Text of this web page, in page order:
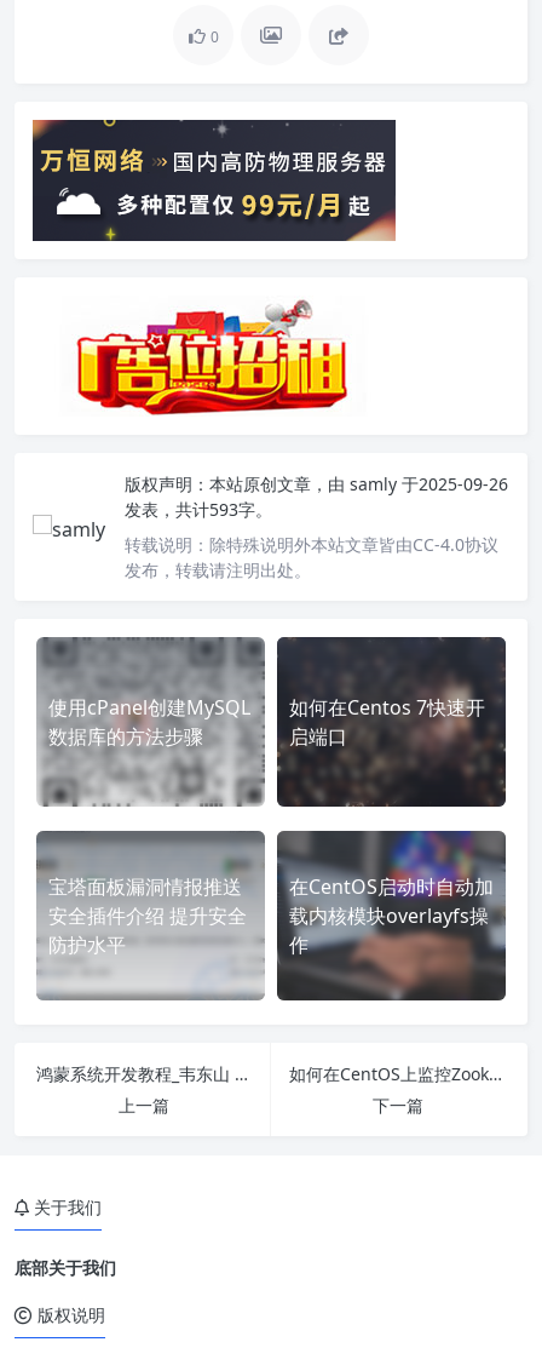
0
版权声明： 本站原创文章，由 samly 于2025-09-26
发表，共计593字。
转载说明： 除特殊说明外本站文章皆由CC-4.0协议
发布，转载请注明出处。
使用cPanel创建MySQL
数据库的方法步骤
如何在Centos 7快速开
启端口
宝塔面板漏洞情报推送
安全插件介绍 提升安全
防护水平
在CentOS启动时自动加
载内核模块overlayfs操
作
鸿蒙系统开发教程_韦东山 2-1移植RTOS需要做的事
上一篇
如何在CentOS上监控Zookeeper的内存使用
下一篇
关于我们
底部关于我们
版权说明